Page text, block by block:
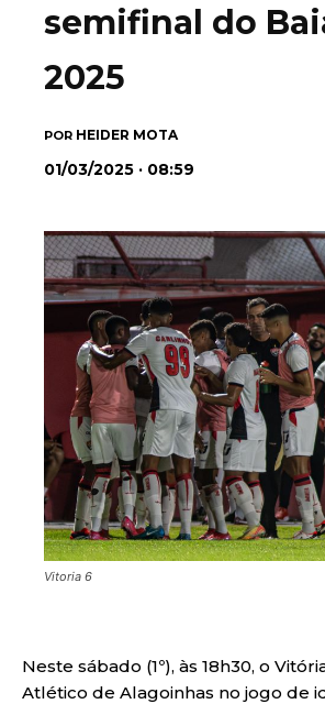
semifinal do
2025
POR HEIDER MOTA
01/03/2025 · 08:59
Vitoria 6
Neste sábado (1º), às 18h30, o
Atlético de Alagoinhas no jogo de